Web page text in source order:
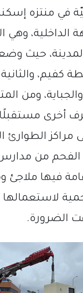
في منتزه
وهي
حيث
كفيم،
والجباية، ومن
أخرى
مراكز الطوارئ
الفحم من
فيها ملاجئ
الضرورة.